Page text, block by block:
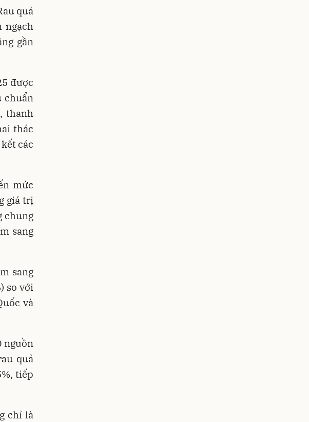
quả
ngạch
gần
được
chuẩn
thanh
thác
các
mức
giá trị
chung
sang
sang
so với
và
nguồn
quả
tiếp
chỉ là